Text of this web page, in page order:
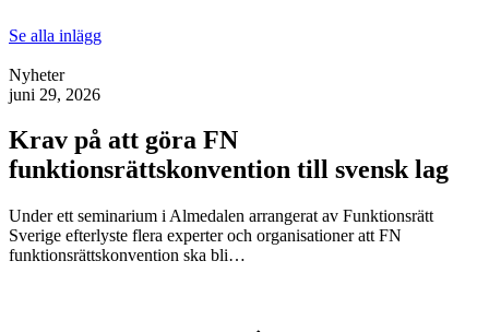
Se alla inlägg
Nyheter
juni 29, 2026
Krav på att göra FN
funktionsrättskonvention till svensk lag
Under ett seminarium i Almedalen arrangerat av Funktionsrätt
Sverige efterlyste flera experter och organisationer att FN
funktionsrättskonvention ska bli…